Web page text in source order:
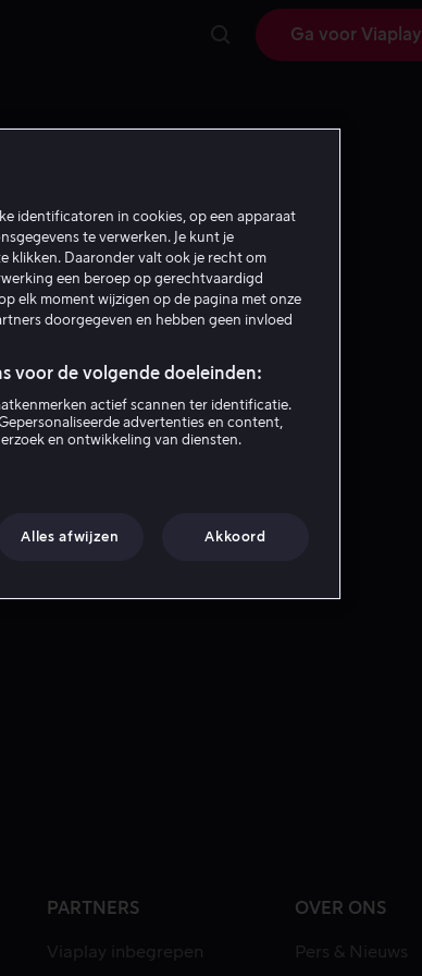
Ga voor Viaplay
V
de Ven
PARTNERS
Viaplay inbegrepen
OVER ONS
Pers & Nieuws
identificatoren in cookies, op een apparaat
te verwerken. Je kunt je
klikken. Daaronder valt ook je recht om
een beroep op gerechtvaardigd
elk moment wijzigen op de pagina met onze
doorgegeven en hebben geen invloed
voor de volgende doeleinden:
actief scannen ter identificatie.
advertenties en content,
en ontwikkeling van diensten.
Alles afwijzen Akkoord